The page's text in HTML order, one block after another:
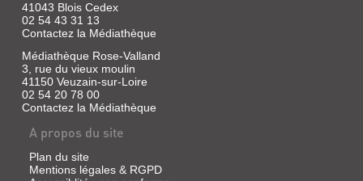
545
À
LA
RECHERCHE
TEMPS
PERDU.
Sud,
2020
(Domaine
français)
Un
étudiant
en
anthropologie
Pierre-
Saint-
41043 Blois Cedex
02 54 43 31 13
Contactez la Médiathèque
Médiathèque Rose-Valland
3, rue du vieux moulin
41150 Veuzain-sur-Loire
02 54 20 78 00
Contactez la Médiathèque
A propos du site
Plan du site
Mentions légales & RGPD